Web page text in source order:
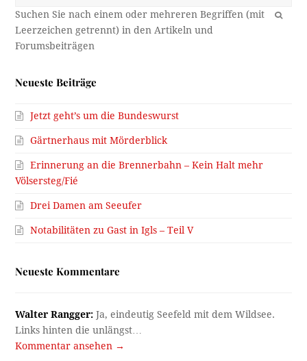
OK
Neueste Beiträge
Jetzt geht’s um die Bundeswurst
Gärtnerhaus mit Mörderblick
Erinnerung an die Brennerbahn – Kein Halt mehr
Völsersteg/Fié
Drei Damen am Seeufer
Notabilitäten zu Gast in Igls – Teil V
Neueste Kommentare
Walter Rangger: Ja, eindeutig Seefeld mit dem Wildsee.
Links hinten die unlängst…
Kommentar ansehen →